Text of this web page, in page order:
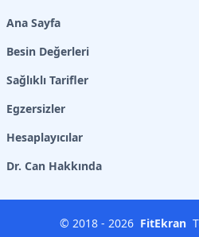
Ana Sayfa
Besin Değerleri
Sağlıklı Tarifler
Egzersizler
Hesaplayıcılar
Dr. Can Hakkında
© 2018 - 2026 FitEkran